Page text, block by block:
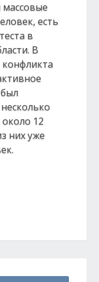
есть
в
В
конфликта
12
них уже